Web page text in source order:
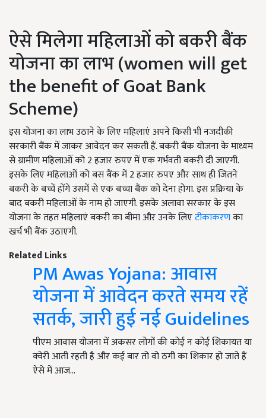
ऐसे मिलेगा महिलाओं को बकरी बैंक
योजना का लाभ (women will get
the benefit of Goat Bank
Scheme)
इस योजना का लाभ उठाने के लिए महिलाएं अपने किसी भी नजदीकी
सरकारी बैंक में जाकर आवेदन कर सकती हैं. बकरी बैंक योजना के माध्यम
से ग्रामीण महिलाओं को 2 हजार रुपए में एक गर्भवती बकरी दी जाएगी.
इसके लिए महिलाओं को बस बैंक में 2 हजार रुपए और साथ ही जितने
बकरी के बच्चें होंगे उसमें से एक बच्चा बैंक को देना होगा. इस प्रक्रिया के
बाद बकरी महिलाओं के नाम हो जाएगी. इसके अलावा सरकार के इस
योजना के तहत महिलाएं बकरी का बीमा और उनके लिएटीकाकरणका
खर्च भी बैंक उठाएगी.
Related Links
PM Awas Yojana: आवास
योजना में आवेदन करते समय रहें
सतर्क, जारी हुई नई Guidelines
पीएम आवास योजना में अकसर लोगों की कोई न कोई शिकायत या
क्वेरी आती रहती है और कई बार तो वो ठगी का शिकार हो जाते हैं
ऐसे में आज…